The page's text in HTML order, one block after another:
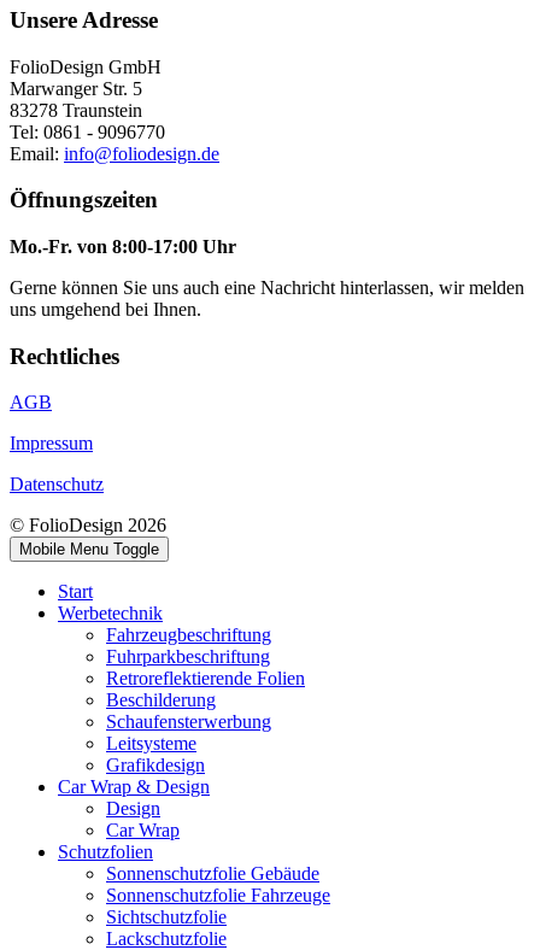
Unsere Adresse
FolioDesign GmbH
Marwanger Str. 5
83278 Traunstein
Tel: 0861 - 9096770
Email: info@foliodesign.de
Öffnungszeiten
Mo.-Fr. von 8:00-17:00 Uhr
Gerne können Sie uns auch eine Nachricht hinterlassen, wir melden
uns umgehend bei Ihnen.
Rechtliches
AGB
Impressum
Datenschutz
© FolioDesign 2026
Mobile Menu Toggle
Start
Werbetechnik
Fahrzeugbeschriftung
Fuhrparkbeschriftung
Retroreflektierende Folien
Beschilderung
Schaufensterwerbung
Leitsysteme
Grafikdesign
Car Wrap & Design
Design
Car Wrap
Schutzfolien
Sonnenschutzfolie Gebäude
Sonnenschutzfolie Fahrzeuge
Sichtschutzfolie
Lackschutzfolie